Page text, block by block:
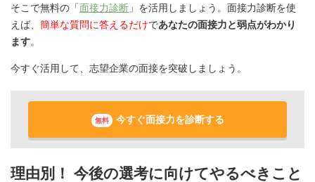
そこで無料の「面接力診断 」を活用しましょう。面接力診断を使
えば、 簡単な質問に答えるだけであなたの面接力と弱点がわかり
ます。
今すぐ活用して、志望企業の面接を突破しましょう。
無料 今すぐ面接力を診断する
理由別！ 今後の選考に向けてやるべきこと